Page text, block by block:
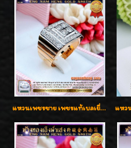
แหวนเพชรชาย เพชรแท้เบลเยี่ยมคัท น้ำ100% D-Color/VVS 2.46 กะรัต